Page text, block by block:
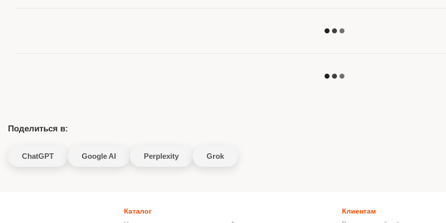
Поделиться в:
ChatGPT Google AI Perplexity Grok
Каталог Клиентам